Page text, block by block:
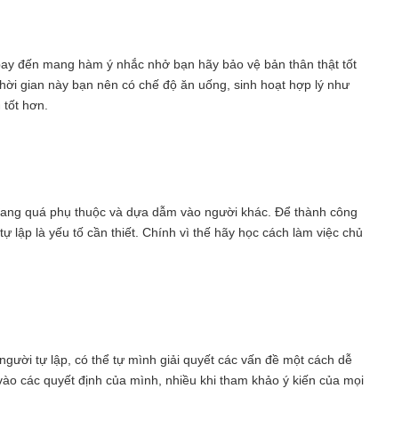
đến mang hàm ý nhắc nhở bạn hãy bảo vệ bản thân thật tốt
gian này bạn nên có chế độ ăn uống, sinh hoạt hợp lý như
hơn.
quá phụ thuộc và dựa dẫm vào người khác. Để thành công
lập là yếu tố cần thiết. Chính vì thế hãy học cách làm việc chủ
tự lập, có thể tự mình giải quyết các vấn đề một cách dễ
các quyết định của mình, nhiều khi tham khảo ý kiến của mọi